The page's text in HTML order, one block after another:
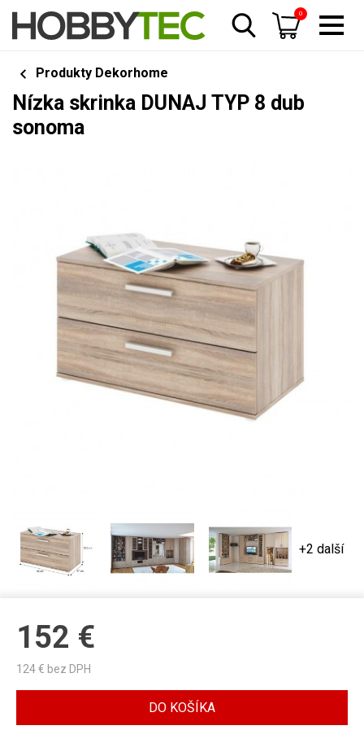
0
Produkty Dekorhome
Nízka skrinka DUNAJ TYP 8 dub
sonoma
+2 další
152 €
124€ bez DPH
DO KOŠÍKA